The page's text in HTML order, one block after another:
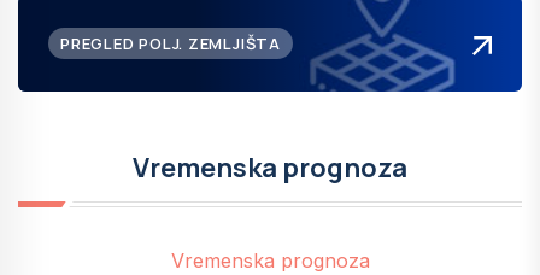
PREGLED POLJ. ZEMLJIŠTA
Vremenska prognoza
Vremenska prognoza